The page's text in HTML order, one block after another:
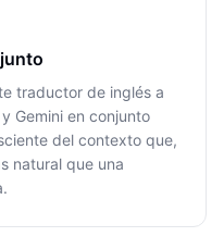
traductor de inglés a
Gemini en conjunto
del contexto que,
natural que una